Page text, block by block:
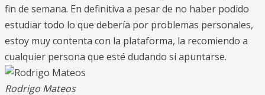
fin de semana. En definitiva a pesar de no haber podido
estudiar todo lo que debería por problemas personales,
estoy muy contenta con la plataforma, la recomiendo a
cualquier persona que esté dudando si apuntarse.
Rodrigo Mateos